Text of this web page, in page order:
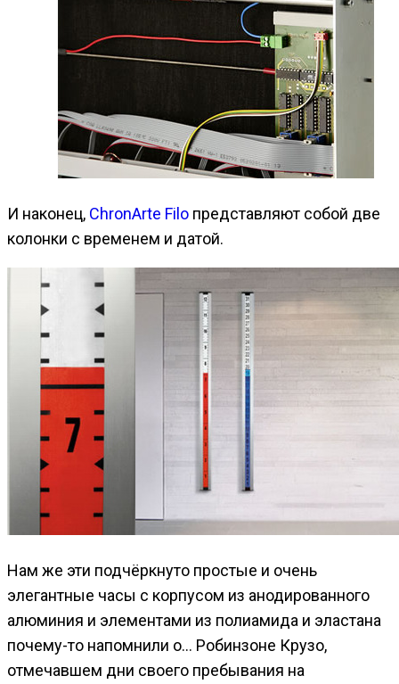
И наконец, ChronArte Filo представляют собой две
колонки с временем и датой.
Нам же эти подчёркнуто простые и очень
элегантные часы с корпусом из анодированного
алюминия и элементами из полиамида и эластана
почему-то напомнили о… Робинзоне Крузо,
отмечавшем дни своего пребывания на